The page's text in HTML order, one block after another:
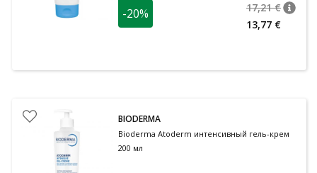
-20% 17,21 €
13,77 €
BIODERMA
Bioderma Atoderm интенсивный гель-крем
200 мл